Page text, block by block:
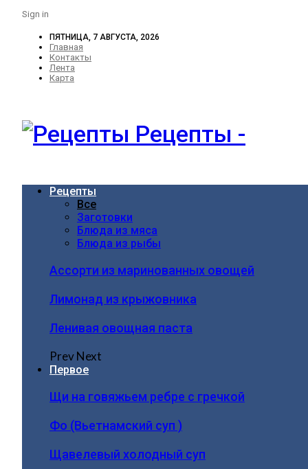
Sign in
ПЯТНИЦА, 7 АВГУСТА, 2026
Главная
Контакты
Лента
Карта
Рецепты -
Рецепты
Все
Заготовки
Блюда из мяса
Блюда из рыбы
Ассорти из маринованных овощей
Лимонад из крыжовника
Ленивая овощная паста
PrevNext
Первое
Щи на говяжьем ребре с гречкой
Фо (Вьетнамский суп )
Щавелевый холодный суп